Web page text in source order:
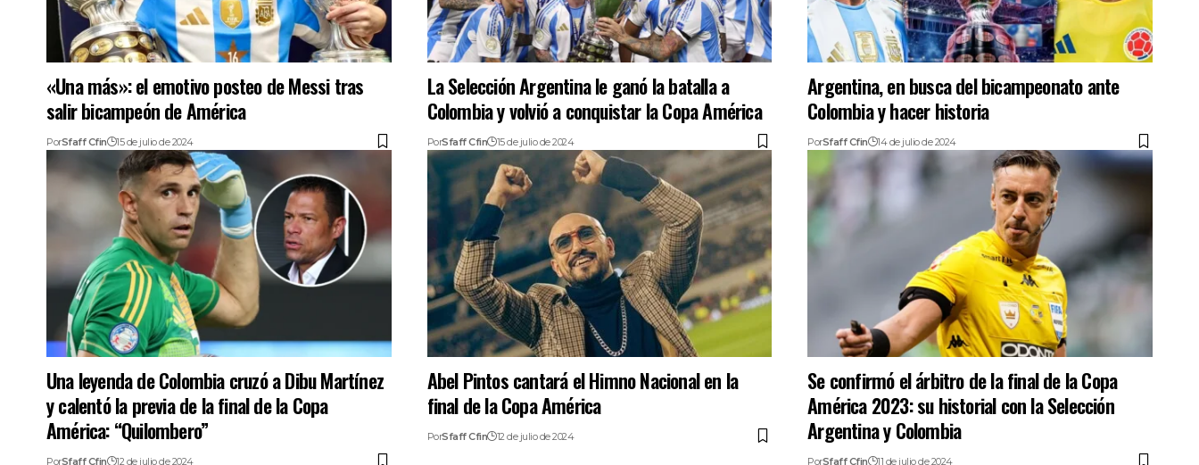
«Una más»: el emotivo posteo de Messi tras
salir bicampeón de América
PorSfaff Cfin 15 de julio de 2024
La Selección Argentina le ganó la batalla a
Colombia y volvió a conquistar la Copa América
PorSfaff Cfin 15 de julio de 2024
Argentina, en busca del bicampeonato ante
Colombia y hacer historia
PorSfaff Cfin 14 de julio de 2024
Una leyenda de Colombia cruzó a Dibu Martínez
y calentó la previa de la final de la Copa
América: “Quilombero”
PorSfaff Cfin 12 de julio de 2024
Abel Pintos cantará el Himno Nacional en la
final de la Copa América
PorSfaff Cfin 12 de julio de 2024
Se confirmó el árbitro de la final de la Copa
América 2023: su historial con la Selección
Argentina y Colombia
PorSfaff Cfin 11 de julio de 2024